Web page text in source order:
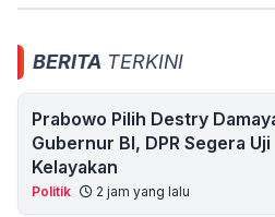
BERITA TERKINI
Prabowo Pilih Destry
Gubernur BI, DPR Segera Uji
Kelayakan
Politik 2 jam yang lalu